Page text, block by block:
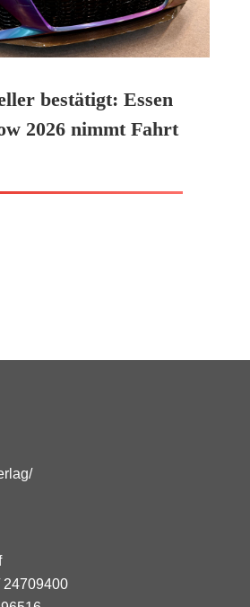
bestätigt: Essen
2026 nimmt Fahrt
24709400